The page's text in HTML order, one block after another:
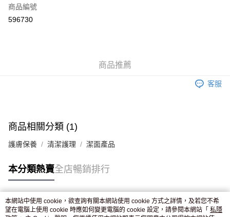
Apple Pay
付款後門市自取，訂單確認後2-4個工作天到店，7天內取。逾期後
商品編號
596730
商品推薦
客服
商品相關分類 (1)
護膚保養 清潔護理 潔面產品
本分類熱賣全店暢銷排行
熱門標籤
本網站中使用 cookie，欲查詢有關本網站使用 cookie 方式之詳情，及若您不希
望在電腦上使用 cookie 時應如何變更電腦的 cookie 設定，請參閱本網站「 私隱